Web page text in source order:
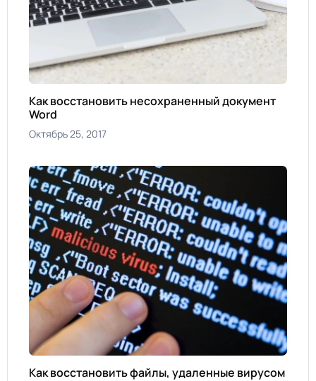
Как восстановить несохраненный документ
Word
Октябрь 25, 2017
Как восстановить файлы, удаленные вирусом